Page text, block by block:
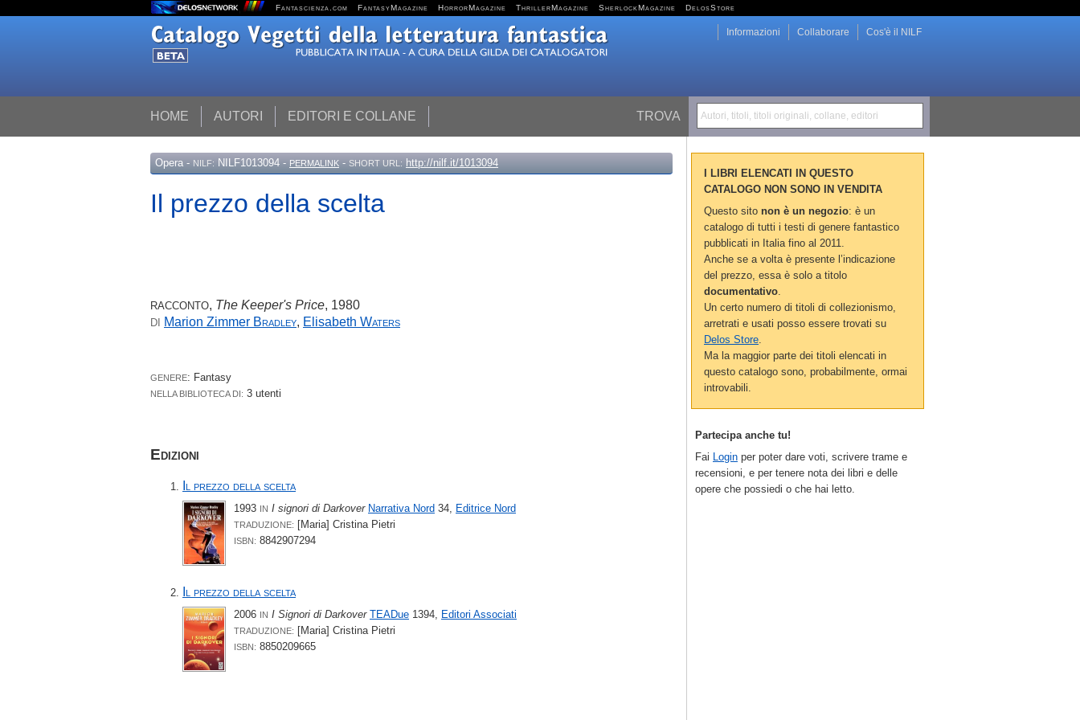
Fantascienza.com FantasyMagazine HorrorMagazine ThrillerMagazine SherlockMagazine DelosStore
TROVA Autori, titoli, titoli originali, collane, editori
HOME AUTORI EDITORI E COLLANE
Cos'è il NILF
Collaborare
Informazioni
Opera - NILF: NILF1013094 - PERMALINK - SHORT URL: http://nilf.it/1013094
Il prezzo della scelta
RACCONTO, The Keeper's Price, 1980
DI Marion Zimmer Bradley, Elisabeth Waters
GENERE: Fantasy
NELLA BIBLIOTECA DI: 3 utenti
Edizioni
Il prezzo della scelta
1993 IN I signori di Darkover Narrativa Nord 34, Editrice Nord
TRADUZIONE: [Maria] Cristina Pietri
ISBN: 8842907294
Il prezzo della scelta
2006 IN I Signori di Darkover TEADue 1394, Editori Associati
TRADUZIONE: [Maria] Cristina Pietri
ISBN: 8850209665
I LIBRI ELENCATI IN QUESTO
CATALOGO NON SONO IN VENDITA
Questo sito non è un negozio: è un
catalogo di tutti i testi di genere fantastico
pubblicati in Italia fino al 2011.
Anche se a volta è presente l’indicazione
del prezzo, essa è solo a titolo
documentativo
Un certo numero di titoli di collezionismo,
arretrati e usati posso essere trovati su
Delos Store
Ma la maggior parte dei titoli elencati in
questo catalogo sono, probabilmente, ormai
introvabili.
Partecipa anche tu!
Fai Login per poter dare voti, scrivere trame e
recensioni, e per tenere nota dei libri e delle
opere che possiedi o che hai letto.